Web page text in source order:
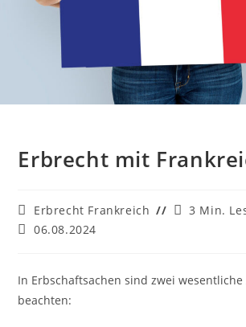
Erbrecht mit
Beitrags-
Kategorie:
Erbrecht Frankreich Lesedauer:
3 Min.
Beitrag
am:
06.08.2024
In Erbschaftsachen sind zwei wesentliche
beachten: